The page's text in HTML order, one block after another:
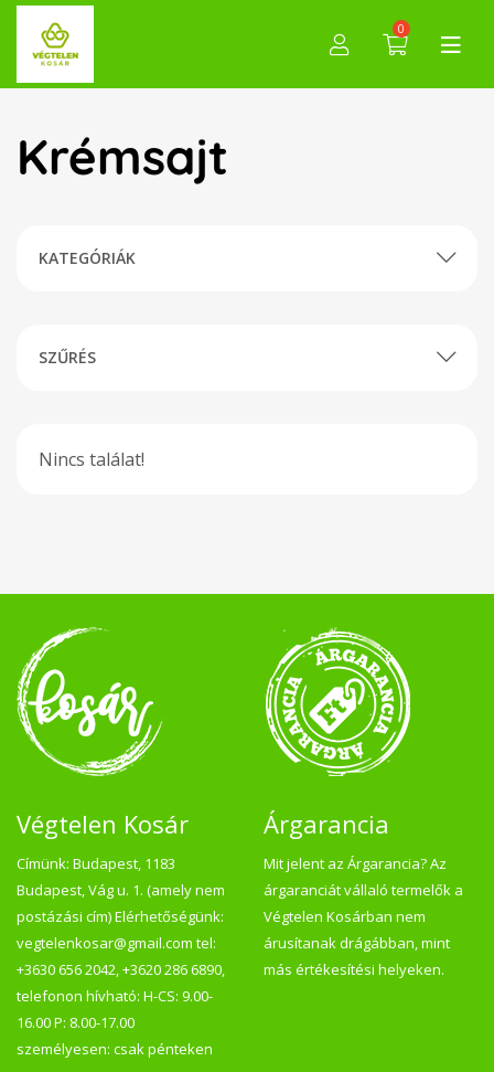
0
Krémsajt
KATEGÓRIÁK
SZŰRÉS
Nincs találat!
Végtelen Kosár
Címünk: Budapest, 1183
Budapest, Vág u. 1. (amely nem
postázási cím) Elérhetőségünk:
vegtelenkosar@gmail.com tel:
+3630 656 2042, +3620 286 6890,
telefonon hívható: H-CS: 9.00-
16.00 P: 8.00-17.00
személyesen: csak pénteken
Árgarancia
Mit jelent az Árgarancia? Az
árgaranciát vállaló termelők a
Végtelen Kosárban nem
árusítanak drágábban, mint
más értékesítési helyeken.